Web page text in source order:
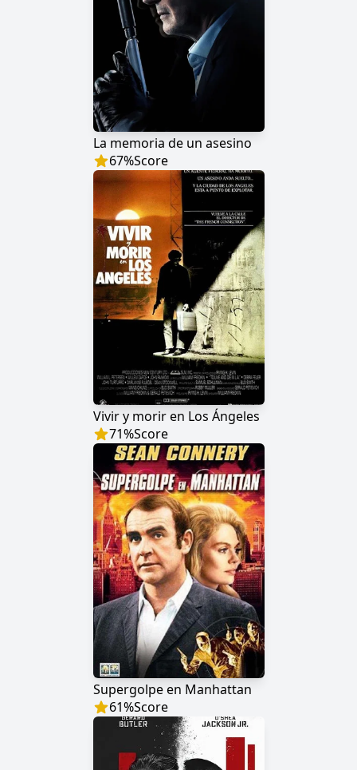
La memoria de un asesino
67%Score
Vivir y morir en Los Ángeles
71%Score
Supergolpe en Manhattan
61%Score